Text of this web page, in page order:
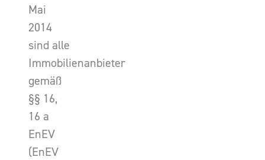
Mai
2014
sind alle
Immobilienanbieter
gemäß
§§ 16,
16 a
EnEV
(EnEV